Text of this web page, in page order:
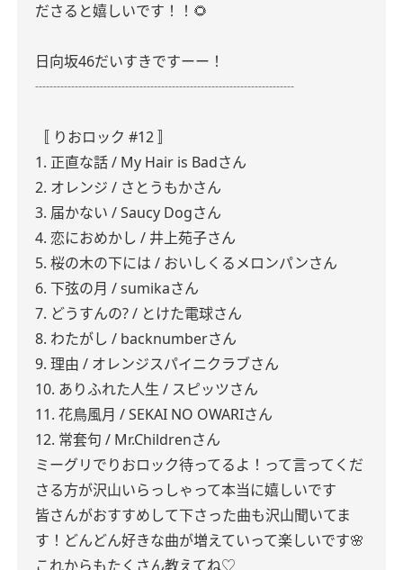
ださると嬉しいです！！🌻
日向坂46だいすきですーー！
┈┈┈┈┈┈┈┈┈┈┈┈┈┈┈┈┈┈
〚 りおロック #12 〛
1. 正直な話 / My Hair is Badさん
2. オレンジ / さとうもかさん
3. 届かない / Saucy Dogさん
4. 恋におめかし / 井上苑子さん
5. 桜の木の下には / おいしくるメロンパンさん
6. 下弦の月 / sumikaさん
7. どうすんの? / とけた電球さん
8. わたがし / backnumberさん
9. 理由 / オレンジスパイニクラブさん
10. ありふれた人生 / スピッツさん
11. 花鳥風月 / SEKAI NO OWARIさん
12. 常套句 / Mr.Childrenさん
ミーグリでりおロック待ってるよ！って言ってくだ
さる方が沢山いらっしゃって本当に嬉しいです
皆さんがおすすめして下さった曲も沢山聞いてま
す！どんどん好きな曲が増えていって楽しいです🌸
これからもたくさん教えてね♡